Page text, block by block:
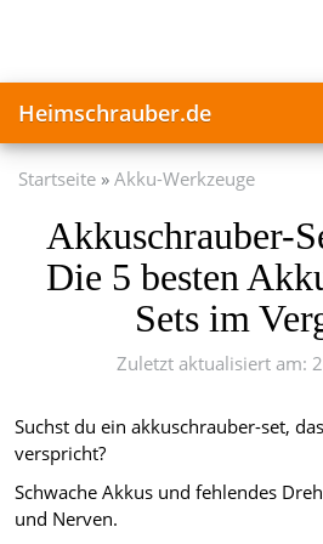
Heimschrauber.de
Startseite Akku-Werkzeuge
Akkuschrauber-
Die 5 besten
Sets im
Zuletzt aktualisiert am:
Suchst du ein akkuschrauber-set,
verspricht?
Schwache Akkus und fehlendes
und Nerven.